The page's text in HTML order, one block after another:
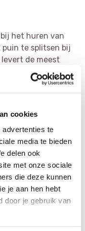
cookies
advertenties te
media te bieden
delen ook
met onze sociale
die deze kunnen
je aan hen hebt
door je gebruik van
het huren van
te splitsen bij
de meest
van afval
splitsen puin zo
hebben wij voor